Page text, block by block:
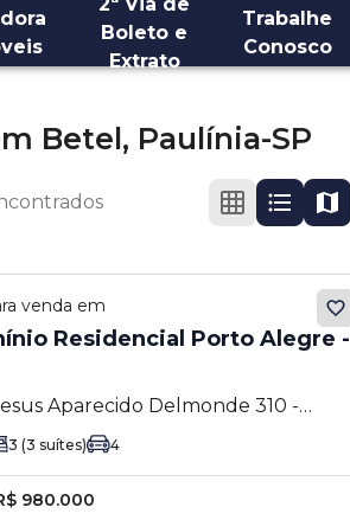
Boleto e
Extrato
Trabalhe
Conosco
Betel, Paulínia-SP
venda em
Residencial Porto Alegre -
Aparecido Delmonde 310 -
- SP
3 (3 suítes) 4
980.000